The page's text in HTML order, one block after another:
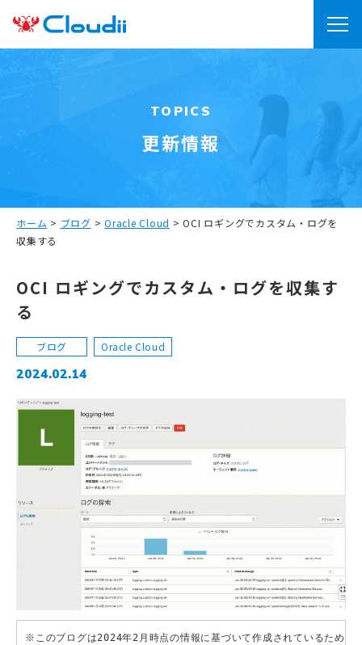
TOPICS
更新情報
ホーム > ブログ > Oracle Cloud >OCI ロギングでカスタム・ログを
収集する
OCI ロギングでカスタム・ログを収集す
る
ブログ Oracle Cloud
2024.02.14
※このブログは2024年2月時点の情報に基づいて作成されているため、